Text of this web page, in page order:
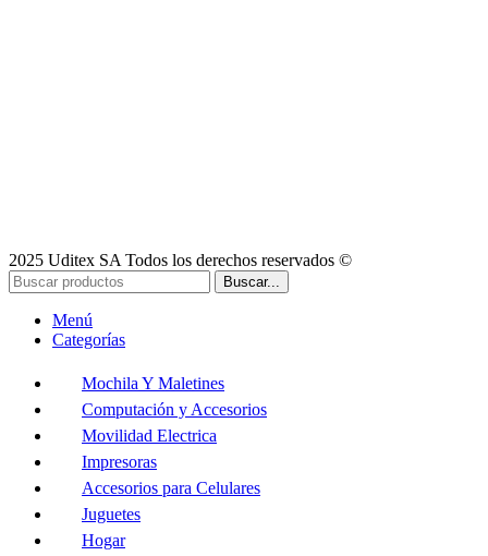
2025 Uditex SA Todos los derechos reservados ©
Buscar...
Menú
Categorías
Mochila Y Maletines
Computación y Accesorios
Movilidad Electrica
Impresoras
Accesorios para Celulares
Juguetes
Hogar